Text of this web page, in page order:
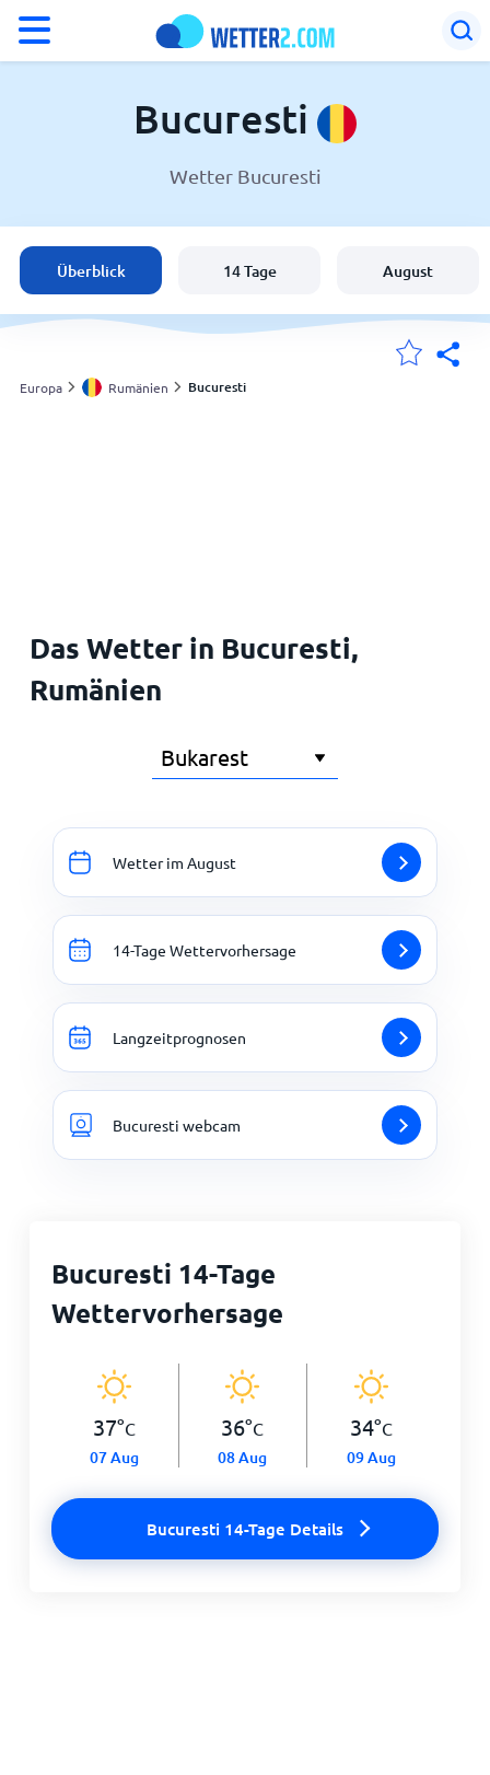
Wetter in Bucuresti
Rumänien
Schweiz
Deutschland
Bucuresti
Wetter Bucuresti
Überblick 14 Tage August
Europa Rumänien Bucuresti
Das Wetter in Bucuresti,
Rumänien
Wetter im August
14-Tage Wettervorhersage
Langzeitprognosen
Bucuresti webcam
Bucuresti 14-Tage
Wettervorhersage
37°C
07 Aug
36°C
08 Aug
34°C
09 Aug
Bucuresti 14-Tage Details